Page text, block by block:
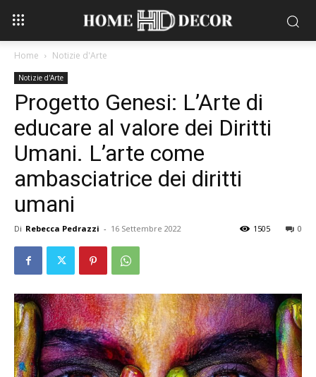
Home Notizie d'Arte
Notizie d'Arte
Progetto Genesi: L’Arte di
educare al valore dei Diritti
Umani. L’arte come
ambasciatrice dei diritti
umani
Di Rebecca Pedrazzi - 16 Settembre 2022 0
1505